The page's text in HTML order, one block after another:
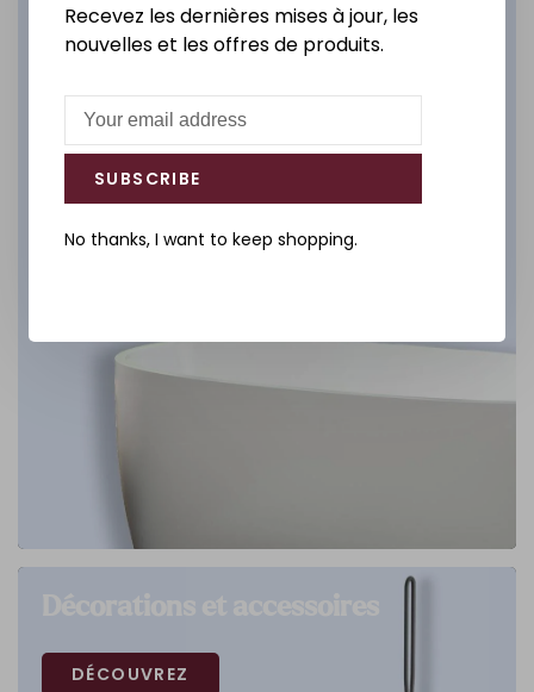
Salle de bain
DÉCOUVREZ
DÉCOUVREZ
Recevez les dernières mises à jour, les
nouvelles et les offres de produits.
SUBSCRIBE
No thanks, I want to keep shopping.